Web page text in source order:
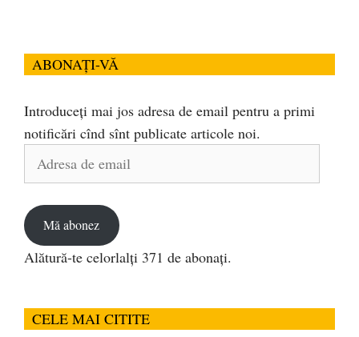
ABONAȚI-VĂ
Introduceți mai jos adresa de email pentru a primi
notificări cînd sînt publicate articole noi.
Mă abonez
Alătură-te celorlalți 371 de abonați.
CELE MAI CITITE